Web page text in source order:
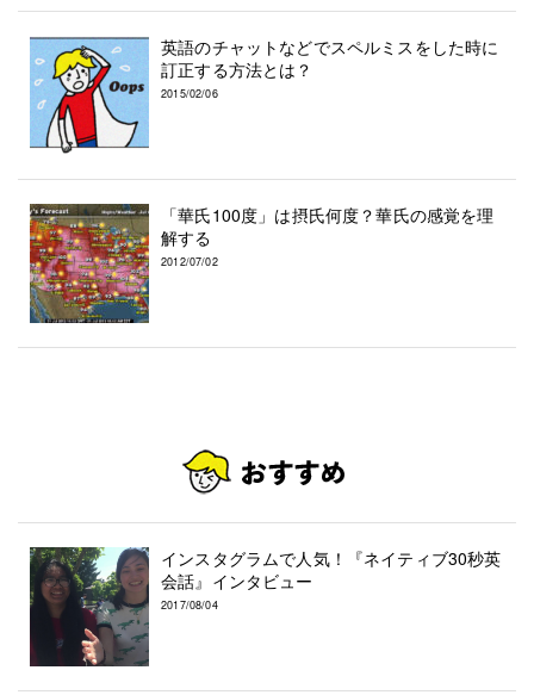
英語のチャットなどでスペルミスをした時に
訂正する方法とは？
2015/02/06
「華氏100度」は摂氏何度？華氏の感覚を理
解する
2012/07/02
インスタグラムで人気！『ネイティブ30秒英
会話』インタビュー
2017/08/04